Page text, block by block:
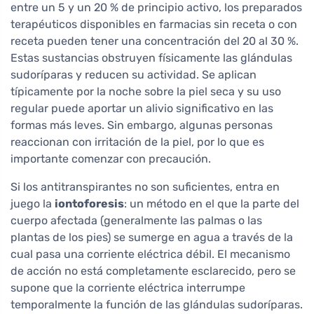
entre un 5 y un 20 % de principio activo, los preparados
terapéuticos disponibles en farmacias sin receta o con
receta pueden tener una concentración del 20 al 30 %.
Estas sustancias obstruyen físicamente las glándulas
sudoríparas y reducen su actividad. Se aplican
típicamente por la noche sobre la piel seca y su uso
regular puede aportar un alivio significativo en las
formas más leves. Sin embargo, algunas personas
reaccionan con irritación de la piel, por lo que es
importante comenzar con precaución.
Si los antitranspirantes no son suficientes, entra en
juego la iontoforesis: un método en el que la parte del
cuerpo afectada (generalmente las palmas o las
plantas de los pies) se sumerge en agua a través de la
cual pasa una corriente eléctrica débil. El mecanismo
de acción no está completamente esclarecido, pero se
supone que la corriente eléctrica interrumpe
temporalmente la función de las glándulas sudoríparas.